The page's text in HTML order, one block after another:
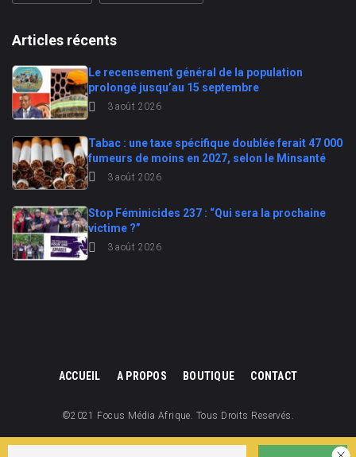
Articles récents
Le recensement général de la population
prolongé jusqu’au 15 septembre
3 août 2026
Tabac : une taxe spécifique doublée ferait 47 000
fumeurs de moins en 2027, selon le Minsanté
3 août 2026
Stop Féminicides 237 : “Qui sera la prochaine
victime ?”
3 août 2026
ACCUEIL A PROPOS BOUTIQUE CONTACT
©2021 Focus Média Afrique. Tous Droits Reservés.